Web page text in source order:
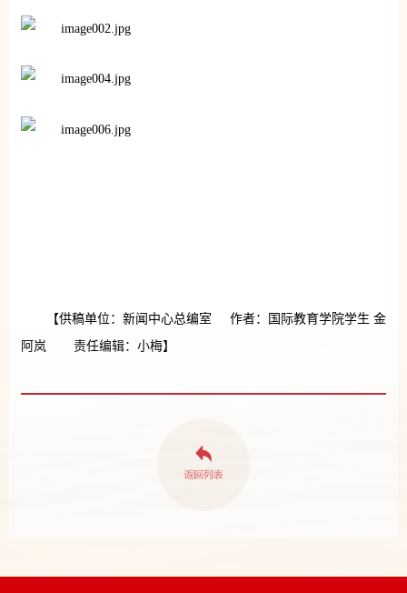
【供稿单位：新闻中心总编室 作者：国际教育学院学生 金
阿岚 责任编辑：小梅】